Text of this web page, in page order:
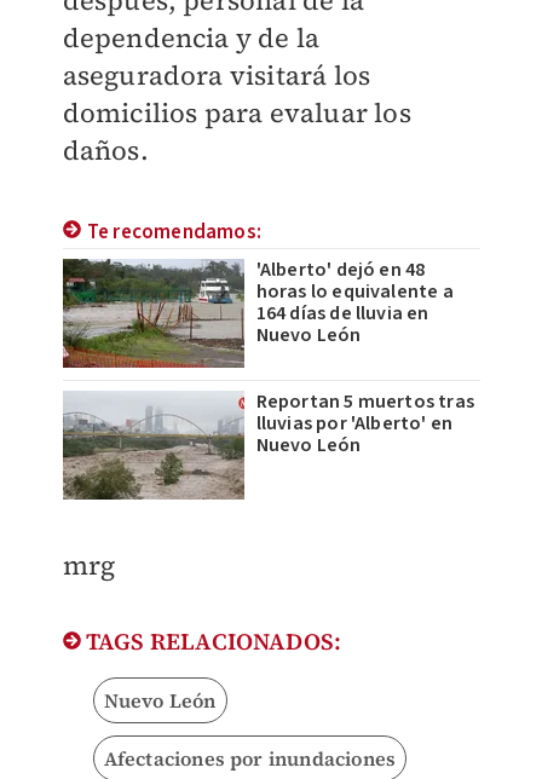
dependencia y de la
aseguradora visitará los
domicilios para evaluar los
daños.
Te recomendamos:
'Alberto' dejó en 48
horas lo equivalente a
164 días de lluvia en
Nuevo León
Reportan 5 muertos tras
lluvias por 'Alberto' en
Nuevo León
mrg
TAGS RELACIONADOS:
Nuevo León
Afectaciones por inundaciones